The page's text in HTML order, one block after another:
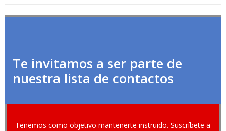
Te invitamos a ser parte de
nuestra lista de contactos
Tenemos como objetivo mantenerte instruido. Suscríbete a